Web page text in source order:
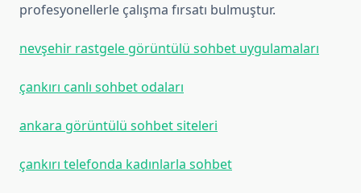
profesyonellerle çalışma fırsatı bulmuştur.
nevşehir rastgele görüntülü sohbet uygulamaları
çankırı canlı sohbet odaları
ankara görüntülü sohbet siteleri
çankırı telefonda kadınlarla sohbet